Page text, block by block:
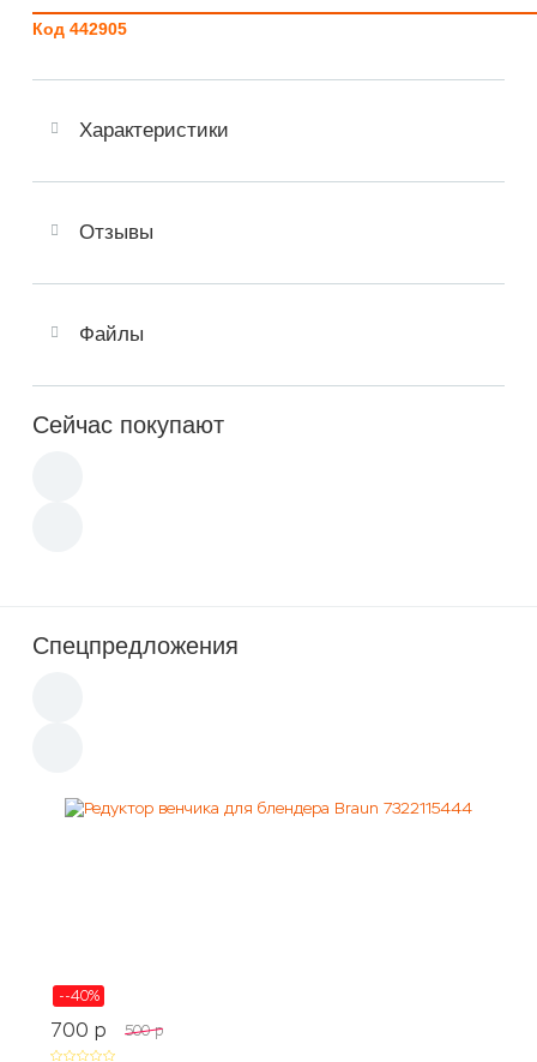
Код 442905
Характеристики
Отзывы
Файлы
Сейчас покупают
Спецпредложения
--40%
700 p 500 p